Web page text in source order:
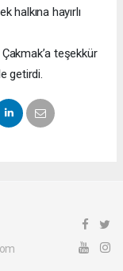
halkına hayırlı
teşekkür
getirdi.